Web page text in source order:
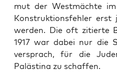
mut der West­mäch­te
Kon­struk­ti­ons­feh­ler
wer­den. Die oft zitier­te
1917 war dabei nur die
ver­sprach, für die
Paläs­ti­na zu schaffen.